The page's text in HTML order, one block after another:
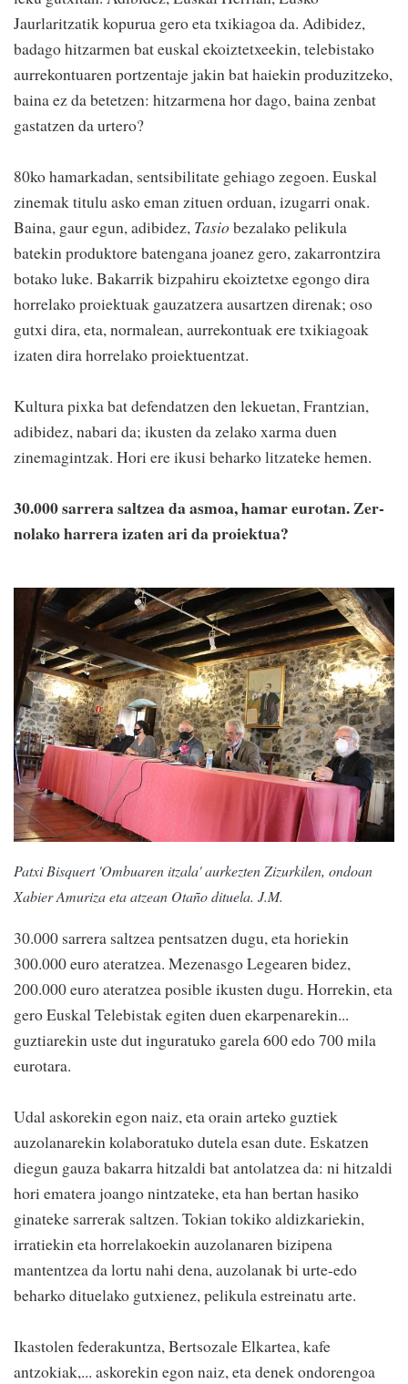
Jaurlaritzatik kopurua gero eta txikiagoa da. Adibidez,
badago hitzarmen bat euskal ekoiztetxeekin, telebistako
aurrekontuaren portzentaje jakin bat haiekin produzitzeko,
baina ez da betetzen: hitzarmena hor dago, baina zenbat
gastatzen da urtero?
80ko hamarkadan, sentsibilitate gehiago zegoen. Euskal
zinemak titulu asko eman zituen orduan, izugarri onak.
Baina, gaur egun, adibidez, Tasiobezalako pelikula
batekin produktore batengana joanez gero, zakarrontzira
botako luke. Bakarrik bizpahiru ekoiztetxe egongo dira
horrelako proiektuak gauzatzera ausartzen direnak; oso
gutxi dira, eta, normalean, aurrekontuak ere txikiagoak
izaten dira horrelako proiektuentzat.
Kultura pixka bat defendatzen den lekuetan, Frantzian,
adibidez, nabari da; ikusten da zelako xarma duen
zinemagintzak. Hori ere ikusi beharko litzateke hemen.
30.000 sarrera saltzea da asmoa, hamar eurotan. Zer-
nolako harrera izaten ari da proiektua?
Patxi Bisquert 'Ombuaren itzala' aurkezten Zizurkilen, ondoan
Xabier Amuriza eta atzean Otaño dituela. J.M.
30.000 sarrera saltzea pentsatzen dugu, eta horiekin
300.000 euro ateratzea. Mezenasgo Legearen bidez,
200.000 euro ateratzea posible ikusten dugu. Horrekin, eta
gero Euskal Telebistak egiten duen ekarpenarekin...
guztiarekin uste dut inguratuko garela 600 edo 700 mila
eurotara.
Udal askorekin egon naiz, eta orain arteko guztiek
auzolanarekin kolaboratuko dutela esan dute. Eskatzen
diegun gauza bakarra hitzaldi bat antolatzea da: ni hitzaldi
hori ematera joango nintzateke, eta han bertan hasiko
ginateke sarrerak saltzen. Tokian tokiko aldizkariekin,
irratiekin eta horrelakoekin auzolanaren bizipena
mantentzea da lortu nahi dena, auzolanak bi urte-edo
beharko dituelako gutxienez, pelikula estreinatu arte.
Ikastolen federakuntza, Bertsozale Elkartea, kafe
antzokiak,... askorekin egon naiz, eta denek ondorengoa